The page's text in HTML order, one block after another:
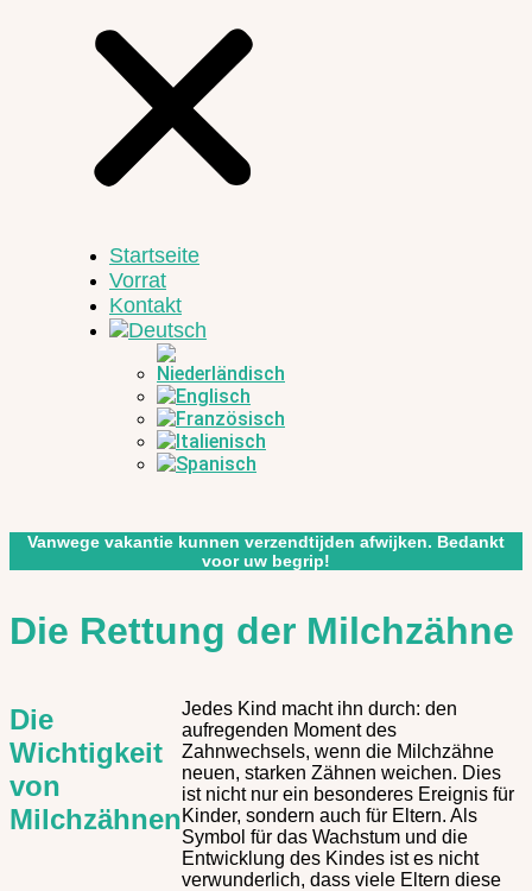
Startseite
Vorrat
Kontakt
Vanwege vakantie kunnen verzendtijden afwijken. Bedankt
voor uw begrip!
Die Rettung der Milchzähne
Die
Wichtigkeit
von
Milchzähnen
Jedes Kind macht ihn durch: den
aufregenden Moment des
Zahnwechsels, wenn die Milchzähne
neuen, starken Zähnen weichen. Dies
ist nicht nur ein besonderes Ereignis für
Kinder, sondern auch für Eltern. Als
Symbol für das Wachstum und die
Entwicklung des Kindes ist es nicht
verwunderlich, dass viele Eltern diese